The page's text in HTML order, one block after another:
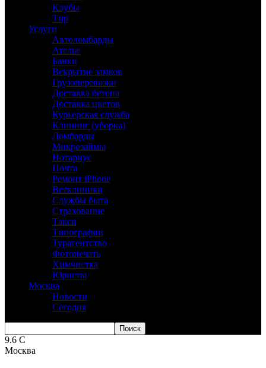
Клубы
Тир
Услуги
Автоломбарды
Ателье
Банки
Вскрытие замков
Грузоперевозки
Доставка бетона
Доставка цветов
Курьерская служба
Клининг (уборка)
Ломбарды
Микрозаймы
Нотариус
Почта
Ремонт iPhone
Ветклиники
Службы быта
Страхование
Такси
Типографии
Турагентство
Фотопечать
Химчистка
Юристы
Москва
Новости
Сегодня
9.6 C
Москва